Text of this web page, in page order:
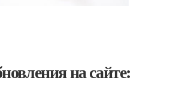
на сайте: